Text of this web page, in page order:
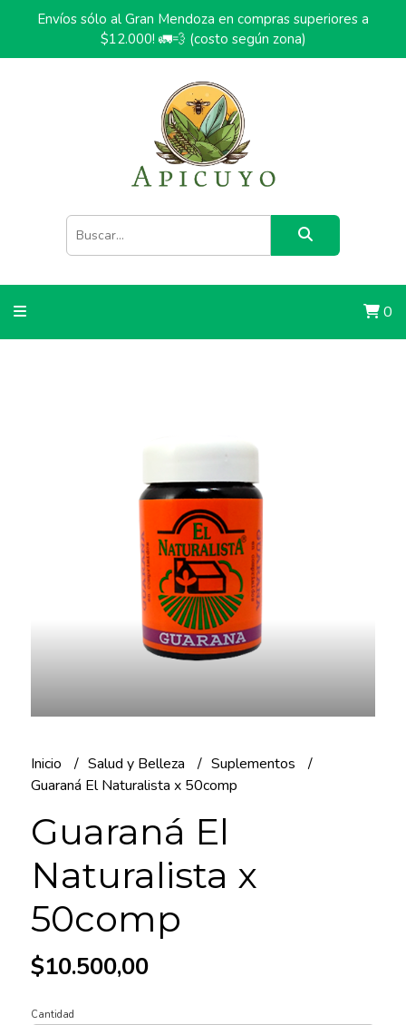
Envíos sólo al Gran Mendoza en compras superiores a
$12.000! 🚛💨 (costo según zona)
0
Inicio Salud y Belleza
Suplementos
Guaraná El Naturalista x 50comp
Guaraná El
Naturalista x
50comp
$10.500,00
Cantidad